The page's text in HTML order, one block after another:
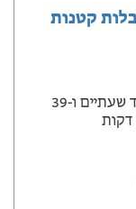
ייסגר עוד שעתיים ‫ו-39
דקות